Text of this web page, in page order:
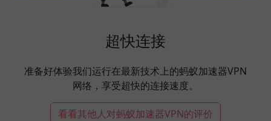
超快连接
准备好体验我们运行在最新技术上的蚂蚁加速器VPN
网络，享受超快的连接速度。
看看其他人对蚂蚁加速器VPN的评价